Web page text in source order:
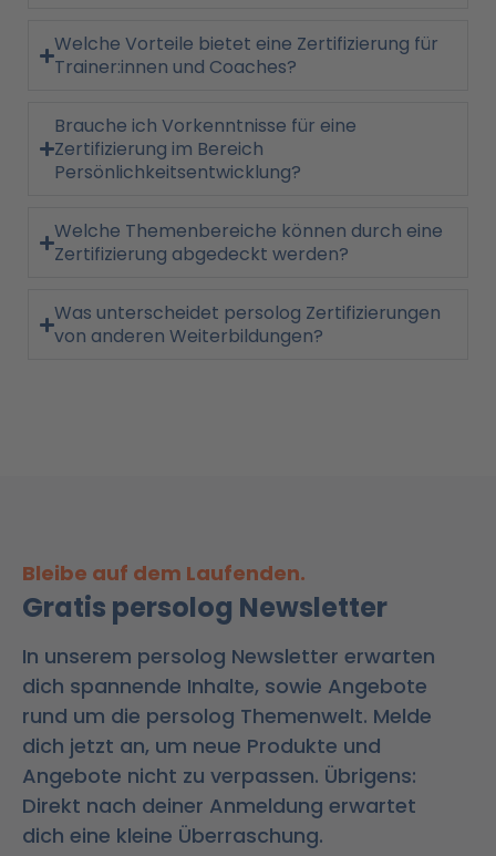
Welche Vorteile bietet eine Zertifizierung für
Trainer:innen und Coaches?
Brauche ich Vorkenntnisse für eine
Zertifizierung im Bereich
Persönlichkeitsentwicklung?
Welche Themenbereiche können durch eine
Zertifizierung abgedeckt werden?
Was unterscheidet persolog Zertifizierungen
von anderen Weiterbildungen?
Bleibe auf dem Laufenden.
Gratis persolog Newsletter
In unserem persolog Newsletter erwarten
dich spannende Inhalte, sowie Angebote
rund um die persolog Themenwelt. Melde
dich jetzt an, um neue Produkte und
Angebote nicht zu verpassen. Übrigens:
Direkt nach deiner Anmeldung erwartet
dich eine kleine Überraschung.